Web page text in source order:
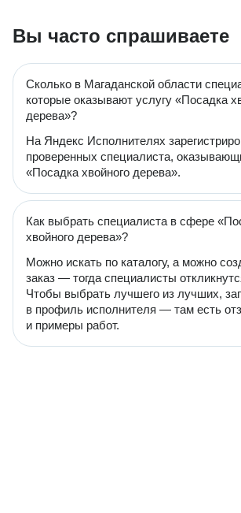
Вы часто спрашиваете
Сколько в Магаданской области
которые оказывают услугу «Посадка
дерева»?
На Яндекс Исполнителях
проверенных специалиста,
«Посадка хвойного дерева».
Как выбрать специалиста в сфере
хвойного дерева»?
Можно искать по каталогу, а можно
заказ — тогда специалисты
Чтобы выбрать лучшего из лучших,
в профиль исполнителя — там есть
и примеры работ.